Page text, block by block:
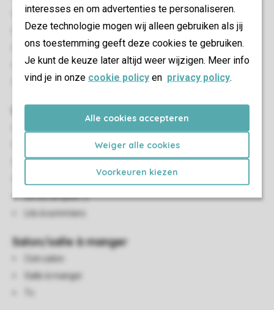
interesses en om advertenties te personaliseren.
Deze technologie mogen wij alleen gebruiken als jij
ons toestemming geeft deze cookies te gebruiken.
Je kunt de keuze later altijd weer wijzigen. Meer info
vind je in onze cookie policy en privacy policy.
Alle cookies accepteren
Weiger alle cookies
Voorkeuren kiezen
Convient pour 2 personnes
Coffre-fort (gratuit)
Accès quotidien aux thermes d'Arcen inclus
Interdiction de fumer
Animaux non admis
Chambre(s) à coucher
Nombre de chambres: 1
Chambres au RDC: 1
Chambres à l'étage: 0
De lits simples: 2
Lits à sommiers
Salon/salle à manger
Coin salon
Salle à manger